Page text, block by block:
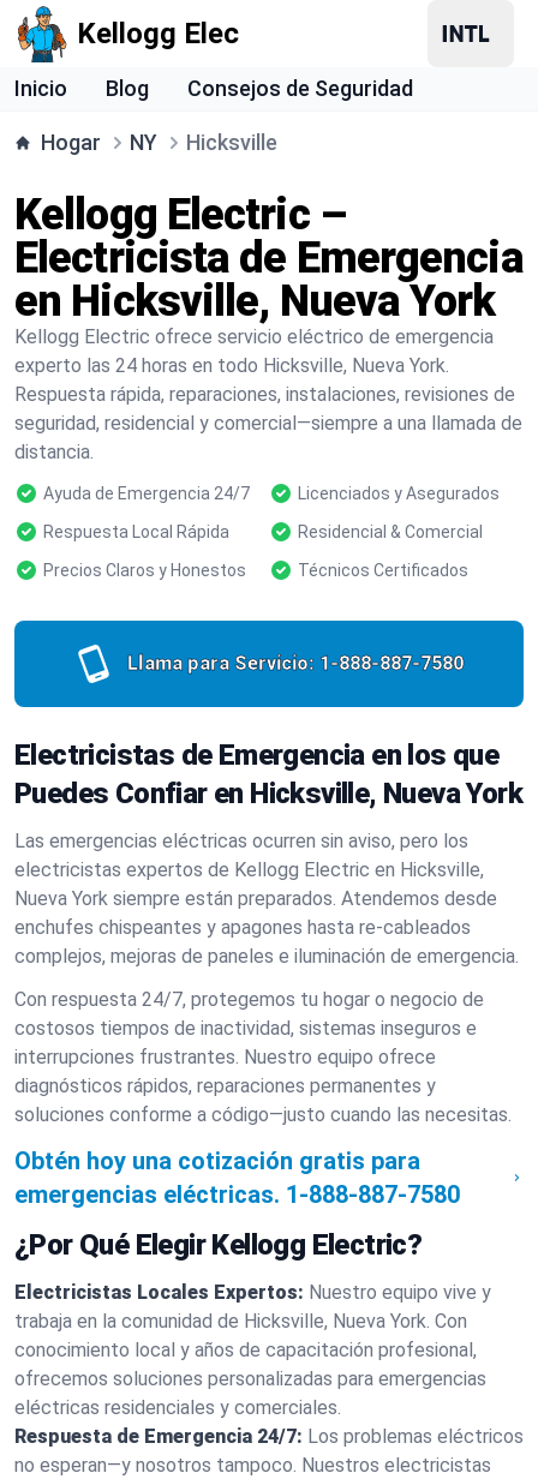
Kellogg Elec
Inicio Blog Consejos de Seguridad
Hogar NY Hicksville
Kellogg Electric –
Electricista de Emergencia
en Hicksville, Nueva York
Kellogg Electric ofrece servicio eléctrico de emergencia
experto las 24 horas en todo Hicksville, Nueva York.
Respuesta rápida, reparaciones, instalaciones, revisiones de
seguridad, residencial y comercial—siempre a una llamada de
distancia.
Ayuda de Emergencia 24/7
Licenciados y Asegurados
Respuesta Local Rápida
Residencial & Comercial
Precios Claros y Honestos
Técnicos Certificados
Llama para Servicio: 1-888-887-7580
Electricistas de Emergencia en los que
Puedes Confiar en Hicksville, Nueva York
Las emergencias eléctricas ocurren sin aviso, pero los
electricistas expertos de Kellogg Electric en Hicksville,
Nueva York siempre están preparados. Atendemos desde
enchufes chispeantes y apagones hasta re-cableados
complejos, mejoras de paneles e iluminación de emergencia.
Con respuesta 24/7, protegemos tu hogar o negocio de
costosos tiempos de inactividad, sistemas inseguros e
interrupciones frustrantes. Nuestro equipo ofrece
diagnósticos rápidos, reparaciones permanentes y
soluciones conforme a código—justo cuando las necesitas.
Obtén hoy una cotización gratis para
emergencias eléctricas. 1-888-887-7580
¿Por Qué Elegir Kellogg Electric?
Electricistas Locales Expertos: Nuestro equipo vive y
trabaja en la comunidad de Hicksville, Nueva York. Con
conocimiento local y años de capacitación profesional,
ofrecemos soluciones personalizadas para emergencias
eléctricas residenciales y comerciales.
Respuesta de Emergencia 24/7: Los problemas eléctricos
no esperan—y nosotros tampoco. Nuestros electricistas